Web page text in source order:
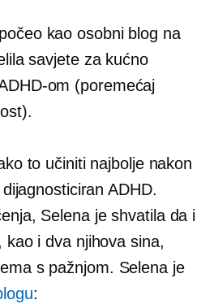
kao osobni blog na
savjete za kućno
om (poremećaj
to učiniti najbolje nakon
ADHD.
Selena je shvatila da i
i dva njihova sina,
s pažnjom. Selena je
: